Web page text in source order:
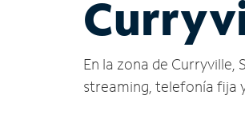
En la zona de
streaming, telefonía fija